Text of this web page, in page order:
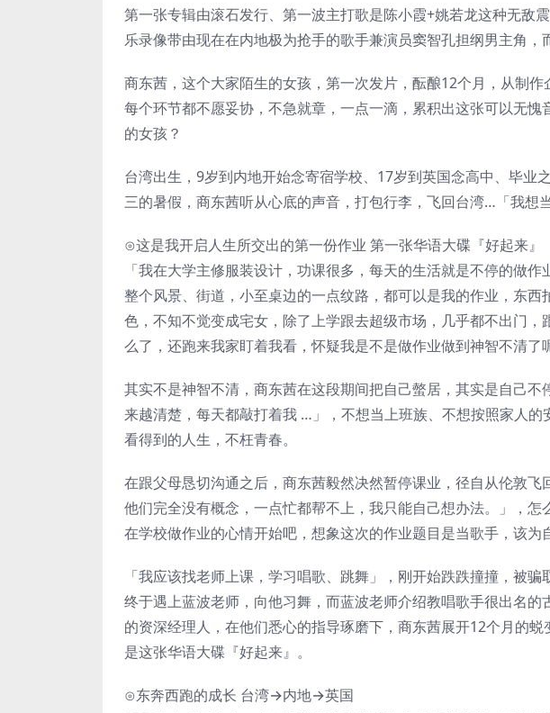
第一张专辑由滚石发行、第一波主打歌是陈小霞+姚若龙这种无敌
乐录像带由现在在内地极为抢手的歌手兼演员窦智孔担纲男主角
商东茜，这个大家陌生的女孩，第一次发片，酝酿12个月，从制作
每个环节都不愿妥协，不急就章，一点一滴，累积出这张可以无
的女孩？
台湾出生，9岁到内地开始念寄宿学校、17岁到英国念高中、毕业
三的暑假，商东茜听从心底的声音，打包行李，飞回台湾…「我想
⊙这是我开启人生所交出的第一份作业 第一张华语大碟『好起来』
「我在大学主修服装设计，功课很多，每天的生活就是不停的做
整个风景、街道，小至桌边的一点纹路，都可以是我的作业，东
色，不知不觉变成宅女，除了上学跟去超级市场，几乎都不出门
么了，还跑来我家盯着我看，怀疑我是不是做作业做到神智不清了
其实不是神智不清，商东茜在这段期间把自己螫居，其实是自己
来越清楚，每天都敲打着我 …」，不想当上班族、不想按照家人
看得到的人生，不枉青春。
在跟父母恳切沟通之后，商东茜毅然决然暂停课业，径自从伦敦
他们完全没有概念，一点忙都帮不上，我只能自己想办法。」，
在学校做作业的心情开始吧，想象这次的作业题目是当歌手，该为
「我应该找老师上课，学习唱歌、跳舞」，刚开始跌跌撞撞，被
终于遇上蓝波老师，向他习舞，而蓝波老师介绍教唱歌手很出名
的资深经理人，在他们悉心的指导琢磨下，商东茜展开12个月的
是这张华语大碟『好起来』。
⊙东奔西跑的成长 台湾→内地→英国